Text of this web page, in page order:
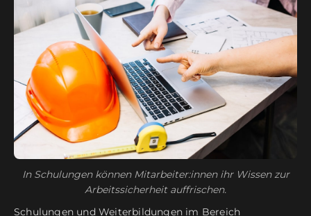
In Schulungen können Mitarbeiter:innen ihr Wissen zur
Arbeitssicherheit auffrischen.
Schulungen und Weiterbildungen im Bereich